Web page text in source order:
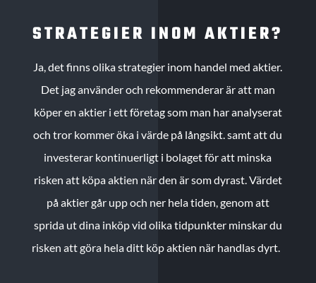
STRATEGIER INOM AKTIER?
Ja, det finns olika strategier inom handel med aktier.
Det jag använder och rekommenderar är att man
köper en aktier i ett företag som man har analyserat
och tror kommer öka i värde på långsikt. samt att du
investerar kontinuerligt i bolaget för att minska
risken att köpa aktien när den är som dyrast. Värdet
på aktier går upp och ner hela tiden, genom att
sprida ut dina inköp vid olika tidpunkter minskar du
risken att göra hela ditt köp aktien när handlas dyrt.